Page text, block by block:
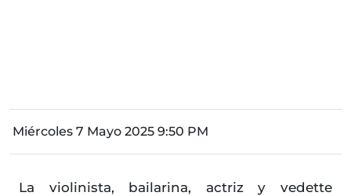
Miércoles 7 Mayo 2025 9:50 PM
La violinista, bailarina, actriz y vedette